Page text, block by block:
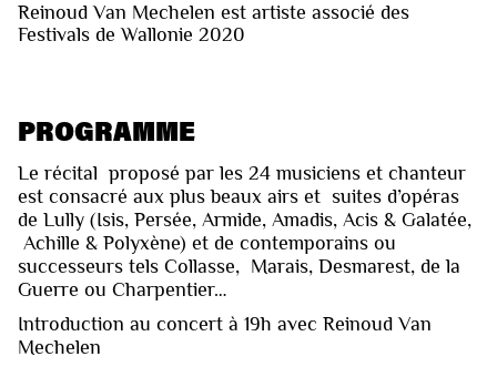
Reinoud Van Mechelen est artiste associé des
Festivals de Wallonie 2020
PROGRAMME
Le récital proposé par les 24 musiciens et chanteur
est consacré aux plus beaux airs et suites d’opéras
de Lully (Isis, Persée, Armide, Amadis, Acis & Galatée,
Achille & Polyxène) et de contemporains ou
successeurs tels Collasse, Marais, Desmarest, de la
Guerre ou Charpentier…
Introduction au concert à 19h avec Reinoud Van
Mechelen